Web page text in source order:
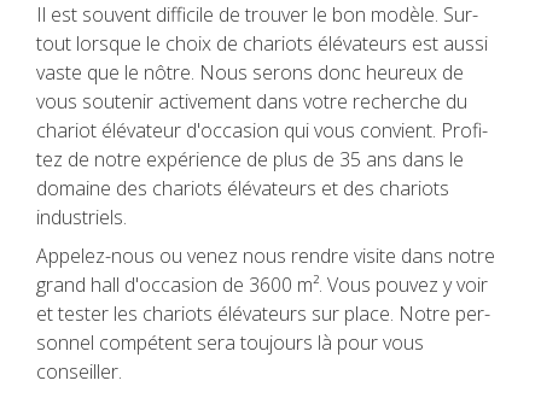
Il est sou­vent dif­fi­cile de trou­ver le bon modèle. Sur­
tout lorsque le choix de cha­riots élé­va­teurs est aussi
vaste que le nôtre. Nous serons donc heu­reux de
vous sou­te­nir acti­ve­ment dans votre recherche du
cha­riot élé­va­teur d'oc­ca­sion qui vous convient. Pro­fi­
tez de notre expé­rience de plus de 35 ans dans le
domaine des cha­riots élé­va­teurs et des cha­riots
indus­triels.
Appe­lez-nous ou venez nous rendre visite dans notre
grand hall d'oc­ca­sion de 3600 m². Vous pou­vez y voir
et tes­ter les cha­riots élé­va­teurs sur place. Notre per­
son­nel com­pé­tent sera tou­jours là pour vous
conseiller.